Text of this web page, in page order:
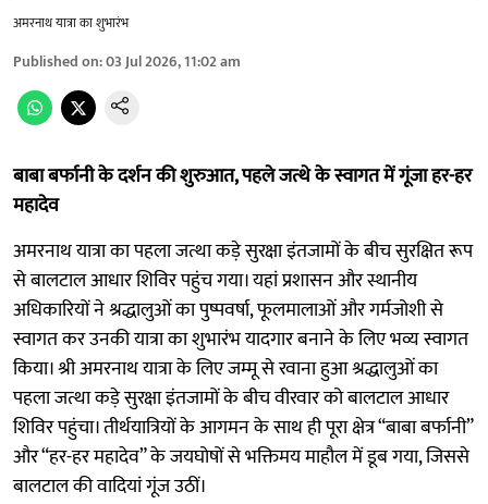
अमरनाथ यात्रा का शुभारंभ
Published on:03 Jul 2026, 11:02 am
बाबा बर्फानी के दर्शन की शुरुआत, पहले जत्थे के स्वागत में गूंजा हर-हर
महादेव
अमरनाथ यात्रा का पहला जत्था कड़े सुरक्षा इंतजामों के बीच सुरक्षित रूप
से बालटाल आधार शिविर पहुंच गया। यहां प्रशासन और स्थानीय
अधिकारियों ने श्रद्धालुओं का पुष्पवर्षा, फूलमालाओं और गर्मजोशी से
स्वागत कर उनकी यात्रा का शुभारंभ यादगार बनाने के लिए भव्य स्वागत
किया। श्री अमरनाथ यात्रा के लिए जम्मू से रवाना हुआ श्रद्धालुओं का
पहला जत्था कड़े सुरक्षा इंतजामों के बीच वीरवार को बालटाल आधार
शिविर पहुंचा। तीर्थयात्रियों के आगमन के साथ ही पूरा क्षेत्र “बाबा बर्फानी”
और “हर-हर महादेव” के जयघोषों से भक्तिमय माहौल में डूब गया, जिससे
बालटाल की वादियां गूंज उठीं।